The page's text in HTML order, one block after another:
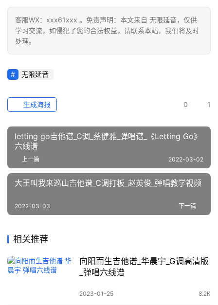
客服WX：xxx61xxx 。免责声明：本文来自 无限延音，仅供
学习交流，如侵犯了您的合法权益，请联系本站，我们将及时
处理。
无限延音
0 1
生成海报
letting go吉他谱_C调_蔡健雅_弹唱谱_《Letting Go》
六线谱
上一篇 2022-03-02
大王叫我来巡山吉他谱_C调打板_赵英俊_弹唱教学视频
下一篇
2022-03-03
相关推荐
向阳而生吉他谱_华晨宇_G调高清版
_弹唱六线谱
2023-01-25 8.2K